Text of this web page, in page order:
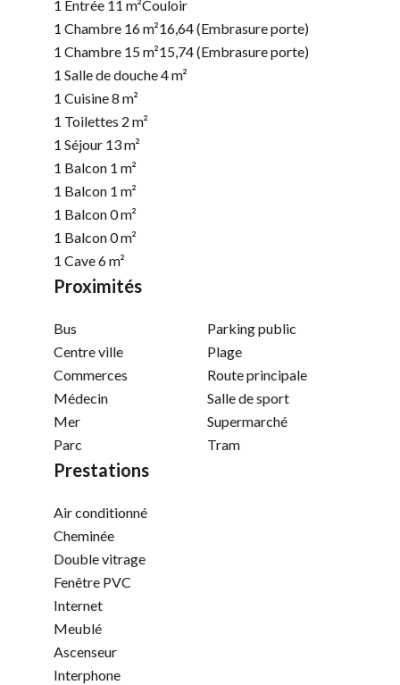
1 Entrée 11 m²Couloir
1 Chambre 16 m²16,64 (Embrasure porte)
1 Chambre 15 m²15,74 (Embrasure porte)
1 Salle de douche4 m²
1 Cuisine8 m²
1 Toilettes 2 m²
1 Séjour 13 m²
1 Balcon 1 m²
1 Balcon 1 m²
1 Balcon0 m²
1 Balcon0 m²
1 Cave6 m²
Proximités
Bus
Centre ville
Commerces
Médecin
Mer
Parc
Parking public
Plage
Route principale
Salle de sport
Supermarché
Tram
Prestations
Air conditionné
Cheminée
Double vitrage
Fenêtre PVC
Internet
Meublé
Ascenseur
Interphone